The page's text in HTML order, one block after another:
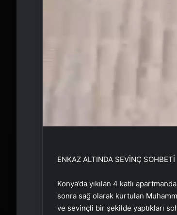
ENKAZ ALTINDA SEVİNÇ SOHBETİ
Konya’da yıkılan 4 katlı
sonra sağ olarak kurtulan
ve sevinçli bir şekilde yaptıkları